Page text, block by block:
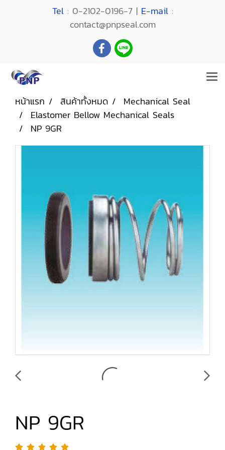
Tel: 0-2102-0196-7 | E-mail:
contact@pnpseal.com
หน้าแรก สินค้าทั้งหมด
Mechanical Seal
Elastomer Bellow Mechanical Seals
NP 9GR
NP 9GR